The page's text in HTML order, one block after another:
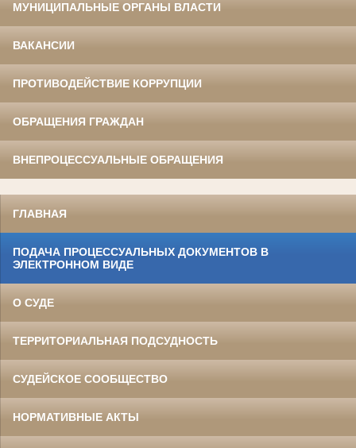
МУНИЦИПАЛЬНЫЕ ОРГАНЫ ВЛАСТИ
ВАКАНСИИ
ПРОТИВОДЕЙСТВИЕ КОРРУПЦИИ
ОБРАЩЕНИЯ ГРАЖДАН
ВНЕПРОЦЕССУАЛЬНЫЕ ОБРАЩЕНИЯ
ГЛАВНАЯ
ПОДАЧА ПРОЦЕССУАЛЬНЫХ ДОКУМЕНТОВ В
ЭЛЕКТРОННОМ ВИДЕ
О СУДЕ
ТЕРРИТОРИАЛЬНАЯ ПОДСУДНОСТЬ
СУДЕЙСКОЕ СООБЩЕСТВО
НОРМАТИВНЫЕ АКТЫ